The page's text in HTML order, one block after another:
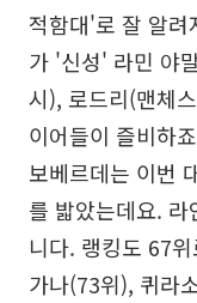
적함대'로 잘 알려
가 '신성' 라민 야
시), 로드리(맨체
이어들이 즐비하
보베르데는 이번
를 밟았는데요.
니다. 랭킹도 67
가나(73위), 퀴라